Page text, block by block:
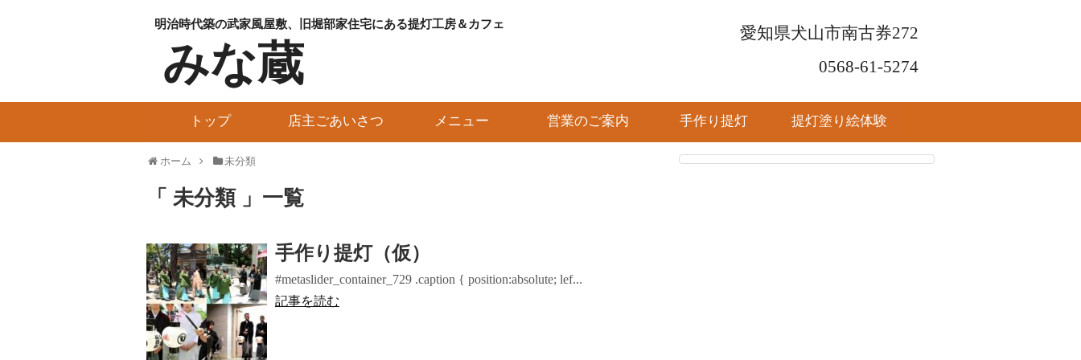
明治時代築の武家風屋敷、旧堀部家住宅にある提灯工房＆カフェ
みな蔵
愛知県犬山市南古券272
0568-61-5274
トップ 店主ごあいさつ メニュー 営業のご案内 手作り提灯 提灯塗り絵体験
ホーム 未分類
「 未分類 」一覧
手作り提灯（仮）
#metaslider_container_729 .caption { position:absolute; lef...
記事を読む
メニュー